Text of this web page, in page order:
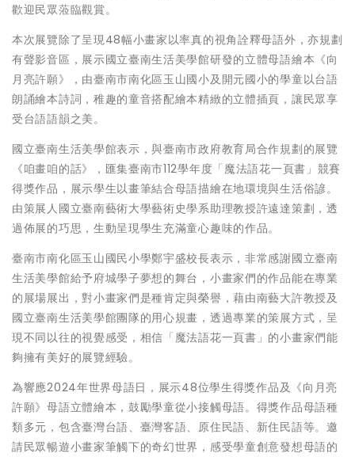
歡迎民眾蒞臨觀賞。
本次展覽除了呈現48幅小畫家以率真的視角詮釋母語外，亦規劃
有聲影音區，展示國立臺南生活美學館研發的立體母語繪本《向
月亮許願》，由臺南市南化區玉山國小及開元國小的學童以台語
朗誦繪本詩詞，稚趣的童音搭配繪本精緻的立體插頁，讓民眾享
受台語語韻之美。
國立臺南生活美學館表示，與臺南市政府教育局合作規劃的展覽
《咱畫咱的話》，匯集臺南市112學年度「魔法語花一頁書」競賽
得獎作品，展示學生以畫筆結合母語描繪在地環境與生活俗諺。
由策展人國立臺南藝術大學藝術史學系助理教授許遠達策劃，透
過佈展的巧思，生動呈現學生充滿童心趣味的作品。
臺南市南化區玉山國民小學鄭宇盛校長表示，非常感謝國立臺南
生活美學館給予府城學子夢想的舞台，小畫家們的作品能在專業
的展場展出，對小畫家們是種肯定與榮譽，藉由南藝大許教授及
國立臺南生活美學館團隊的用心規畫，透過專業的策展方式，呈
現不同以往的視覺感受，相信「魔法語花一頁書」的小畫家們能
夠擁有美好的展覽經驗。
為響應2024年世界母語日，展示48位學生得獎作品及《向月亮
許願》母語立體繪本，鼓勵學童從小接觸母語。得獎作品母語種
類多元，包含臺灣台語、臺灣客語、原住民語、新住民語等。邀
請民眾暢遊小畫家筆觸下的奇幻世界，感受學童創意發想母語的